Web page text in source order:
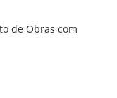
de Obras com